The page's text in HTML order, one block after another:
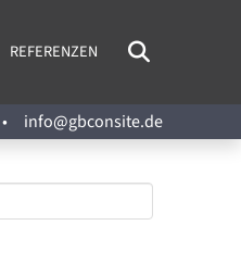
REFERENZEN
• info@gbconsite.de